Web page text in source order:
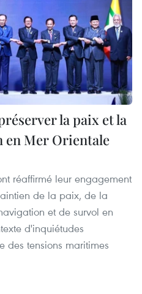
la paix et la
en Mer Orientale
réaffirmé leur engagement
de la paix, de la
et de survol en
d'inquiétudes
des tensions maritimes